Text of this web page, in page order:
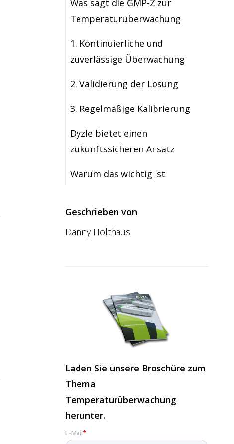
Was sagt die GMP-Z zur
Temperaturüberwachung
1. Kontinuierliche und
zuverlässige Überwachung
2. Validierung der Lösung
3. Regelmäßige Kalibrierung
Dyzle bietet einen
zukunftssicheren Ansatz
Warum das wichtig ist
Geschrieben von
Danny Holthaus
Laden Sie unsere Broschüre zum
Thema
Temperaturüberwachung
herunter.